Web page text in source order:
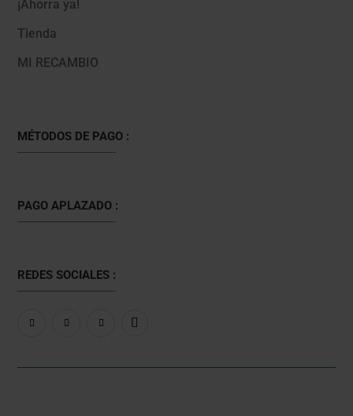
¡Ahorra ya!
Tienda
MI RECAMBIO
MÉTODOS DE PAGO :
PAGO APLAZADO :
REDES SOCIALES :